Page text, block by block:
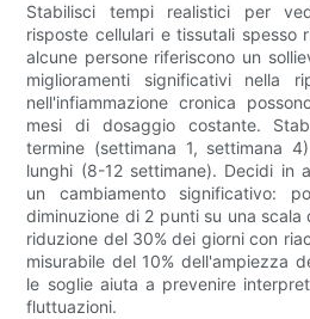
Stabilisci tempi realistici per
risposte cellulari e tissutali spesso
alcune persone riferiscono un
miglioramenti significativi nella
nell'infiammazione cronica
mesi di dosaggio costante.
termine (settimana 1, settimana
lunghi (8-12 settimane). Decidi in
un cambiamento significativo:
diminuzione di 2 punti su una
riduzione del 30% dei giorni con
misurabile del 10% dell'ampiezza
le soglie aiuta a prevenire
fluttuazioni.